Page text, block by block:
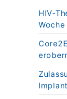
HIV-
Woche